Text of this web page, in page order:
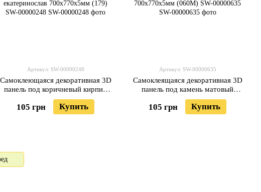
Артикул: SW-00000248
Самоклеющаяся декоративная 3D
панель под коричневый кирпич
екатеринослав 700x770x5мм (179)
SW-00000248
105 грн Купить
Артикул: SW-00000635
Самоклеящаяся декоративная 3D
панель под камень матовый
700х770х5мм (060M) SW-
00000635
105 грн Купить